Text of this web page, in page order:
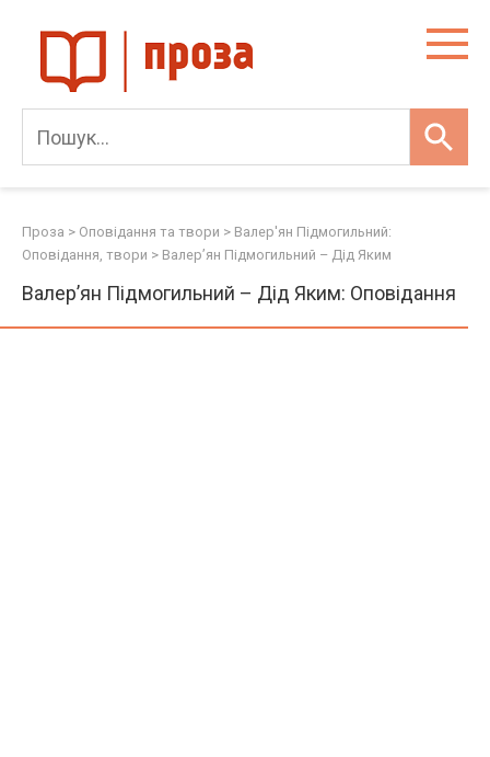
content
Проза > Оповідання та твори > Валер'ян Підмогильний:
Оповідання, твори > Валер’ян Підмогильний – Дід Яким
Валер’ян Підмогильний – Дід Яким: Оповідання